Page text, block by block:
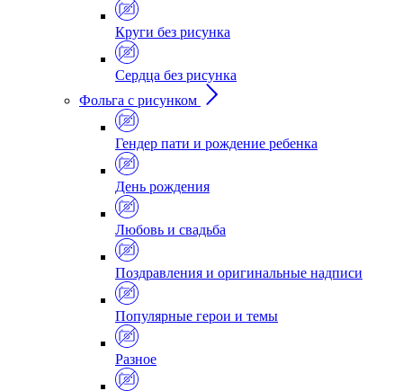
Круги без рисунка
Сердца без рисунка
Фольга с рисунком
Гендер пати и рождение ребенка
День рождения
Любовь и свадьба
Поздравления и оригинальные надписи
Популярные герои и темы
Разное